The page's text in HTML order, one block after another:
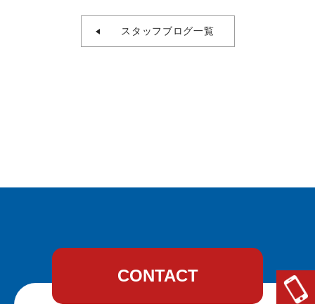
スタッフブログ一覧
CONTACT